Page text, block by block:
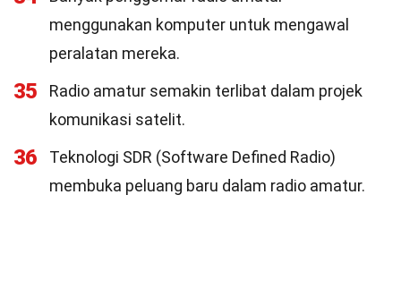
menggunakan komputer untuk mengawal
peralatan mereka.
35
Radio amatur semakin terlibat dalam projek
komunikasi satelit.
36
Teknologi SDR (Software Defined Radio)
membuka peluang baru dalam radio amatur.